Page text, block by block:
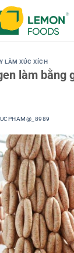
LÀM XÚC XÍCH
làm bằng